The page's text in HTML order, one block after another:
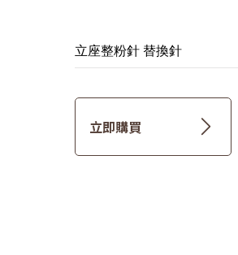
立即購買